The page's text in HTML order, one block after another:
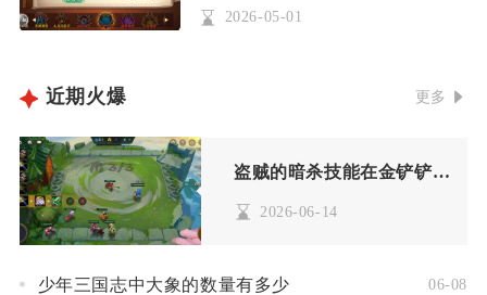
2026-05-01
近期火爆 更多
盗贼的暗杀技能在金铲铲之战中是否拥有重要地位
2026-06-14
少年三国志中大象的数量有多少 06-08